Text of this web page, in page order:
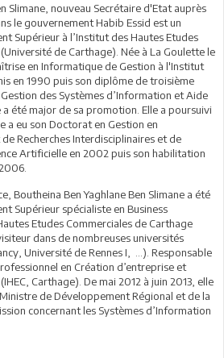
Slimane, nouveau Secrétaire d'Etat auprès
le gouvernement Habib Essid est un
Supérieur à l’Institut des Hautes Etudes
de Carthage). Née à La Goulette le
en Informatique de Gestion à l'Institut
en 1990 puis son diplôme de troisième
des Systèmes d’Information et Aide
a été major de sa promotion. Elle a poursuivi
a eu son Doctorat en Gestion en
Recherches Interdisciplinaires et de
Artificielle en 2002 puis son habilitation
Boutheina Ben Yaghlane Ben Slimane a été
Supérieur spécialiste en Business
Etudes Commerciales de Carthage
dans de nombreuses universités
Université de Rennes I, …). Responsable
en Création d’entreprise et
Carthage). De mai 2012 à juin 2013, elle
de Développement Régional et de la
concernant les Systèmes d’Information